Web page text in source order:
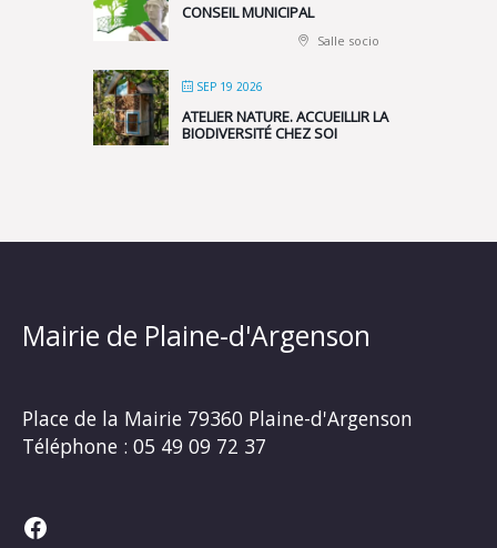
CONSEIL MUNICIPAL
Salle socio
SEP 19 2026
ATELIER NATURE. ACCUEILLIR LA
BIODIVERSITÉ CHEZ SOI
Mairie de Plaine-d'Argenson
Place de la Mairie 79360 Plaine-d'Argenson
Téléphone : 05 49 09 72 37
Facebook